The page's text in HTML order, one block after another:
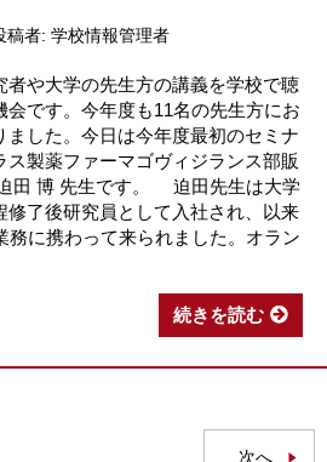
稿者: 学校情報管理者
や大学の先生方の講義を学校で聴
です。今年度も11名の先生方にお
ました。今日は今年度最初のセミナ
ス製薬ファーマゴヴィジランス部販
田 博 先生です。 迫田先生は大学
修了後研究員として入社され、以来
務に携わって来られました。オラン
続きを読む
次へ